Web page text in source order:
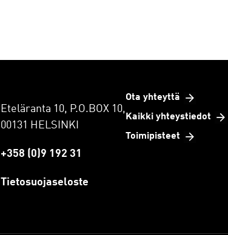
Eteläranta 10, P.O.BOX 10,
00131 HELSINKI
+358 (0)9 192 31
Tietosuojaseloste
Ota yhteyttä
Kaikki yhteystiedot
Toimipisteet